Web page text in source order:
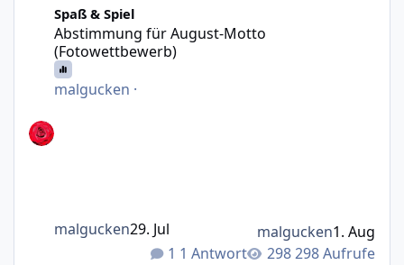
Spaß & Spiel
Abstimmung für August-Motto
(Fotowettbewerb)
malgucken ·
1 Antwort 298 Aufrufe
malgucken29. Jul malgucken1. Aug